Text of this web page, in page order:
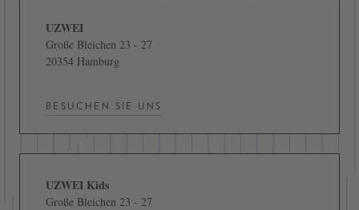
UZWEI
Große Bleichen 23 - 27
20354 Hamburg
BESUCHEN SIE UNS
UZWEI Kids
Große Bleichen 23 - 27